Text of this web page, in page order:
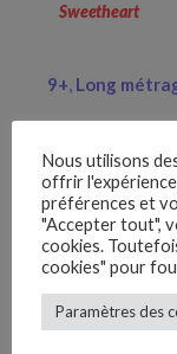
Sweetheart
9+ Long
Nous utilisons
offrir
préférences et
"Accepter tout",
cookies.
cookies" pour
Paramètres des